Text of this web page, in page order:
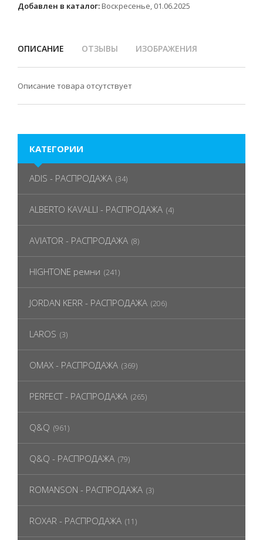
Добавлен в каталог: Воскресенье, 01.06.2025
ОПИСАНИЕ ОТЗЫВЫ ИЗОБРАЖЕНИЯ
Описание товара отсутствует
КАТЕГОРИИ
ADIS - РАСПРОДАЖА (34)
ALBERTO KAVALLI - РАСПРОДАЖА (4)
AVIATOR - РАСПРОДАЖА (8)
HIGHTONE ремни (241)
JORDAN KERR - РАСПРОДАЖА (206)
LAROS (3)
OMAX - РАСПРОДАЖА (369)
PERFECT - РАСПРОДАЖА (265)
Q&Q (961)
Q&Q - РАСПРОДАЖА (79)
ROMANSON - РАСПРОДАЖА (3)
ROXAR - РАСПРОДАЖА (11)